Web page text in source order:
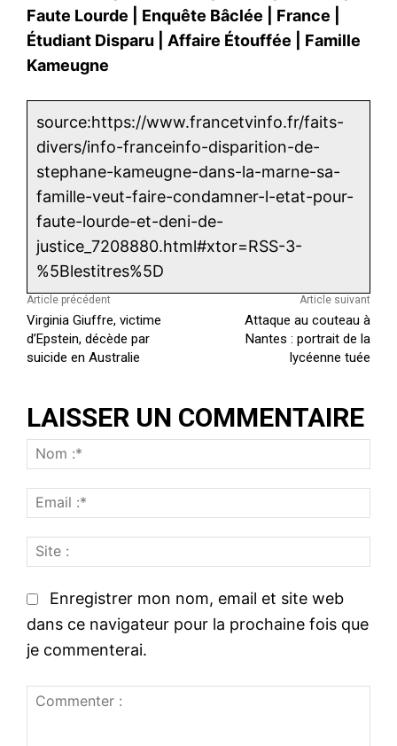
Faute Lourde Enquête Bâclée France
Étudiant Disparu
Affaire Étouffée
Famille
Kameugne
source:https://www.francetvinfo.fr/faits-
divers/info-franceinfo-disparition-de-
stephane-kameugne-dans-la-marne-sa-
famille-veut-faire-condamner-l-etat-pour-
faute-lourde-et-deni-de-
justice_7208880.html#xtor=RSS-3-
%5Blestitres%5D
Article précédent
Virginia Giuffre, victime
d’Epstein, décède par
suicide en Australie
Article suivant
Attaque au couteau à
Nantes : portrait de la
lycéenne tuée
LAISSER UN COMMENTAIRE
o
m
i
Enregistrer mon nom, email et site web
dans ce navigateur pour la prochaine fois que
je commenterai.